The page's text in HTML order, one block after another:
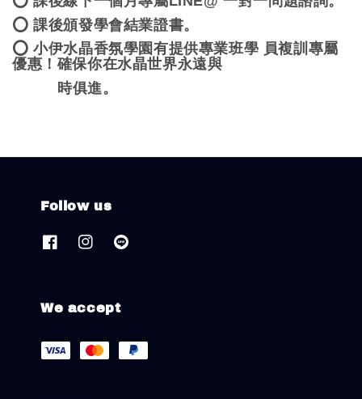
⭕ 課後頒發學會結業證書。
⭕小伊水晶香氛學園有提供專業班學 員複訓專屬
優惠！確保你在水晶世界永遠與
時俱進。
Follow us
We accept